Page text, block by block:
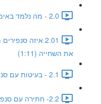
2.0 - מה נלמד באימון מספר 2 ? (0:58)
2.01 איזה
את השחייה (1:11)
2.1 - בעיטות עם סנפירים ועמידה בסיבוב - 5 דקות (1:12)
2.2- חתירה עם סנפירים ועמידה בסיבוב (0:58)